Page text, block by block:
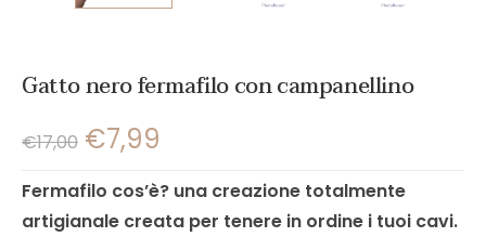
Gatto nero fermafilo con campanellino
€17,00 €7,99
Fermafilo cos’è? una creazione totalmente
artigianale creata per tenere in ordine i tuoi cavi.